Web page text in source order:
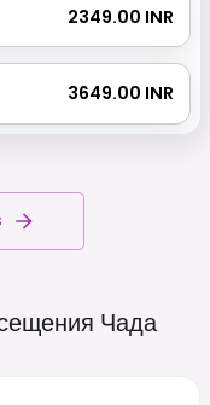
₹ 2349.00 INR
₹ 3649.00 INR
Чада